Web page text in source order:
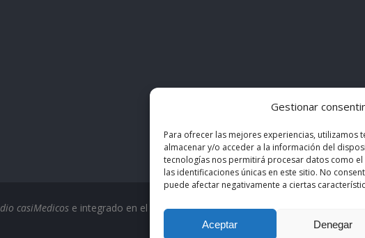
Gestionar
Para ofrecer las mejores experiencias, utilizamos
almacenar y/o acceder a la información del
tecnologías nos permitirá procesar datos como
las identificaciones únicas en este sitio. No
puede afectar negativamente a ciertas
Aceptar Denegar
casiMedicose integrado en el ecosistemacasiMedicos. Los contenidos